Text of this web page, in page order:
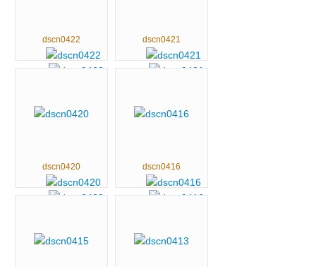
dscn0422 dscn0421
dscn0420 dscn0416